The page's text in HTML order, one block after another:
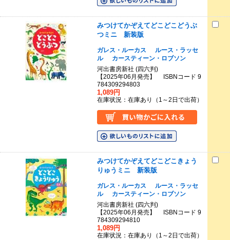
みつけてかぞえてどこどこどうぶ
つミニ 新装版
ガレス・ルーカス
ルース・ラッセ
ル
カースティーン・ロブソン
河出書房新社 (四六判)
【2025年06月発売】 ISBNコード 9
784309294803
1,089円
在庫状況：在庫あり（1～2日で出荷）
みつけてかぞえてどこどこきょう
りゅうミニ 新装版
ガレス・ルーカス
ルース・ラッセ
ル
カースティーン・ロブソン
河出書房新社 (四六判)
【2025年06月発売】 ISBNコード 9
784309294810
1,089円
在庫状況：在庫あり（1～2日で出荷）